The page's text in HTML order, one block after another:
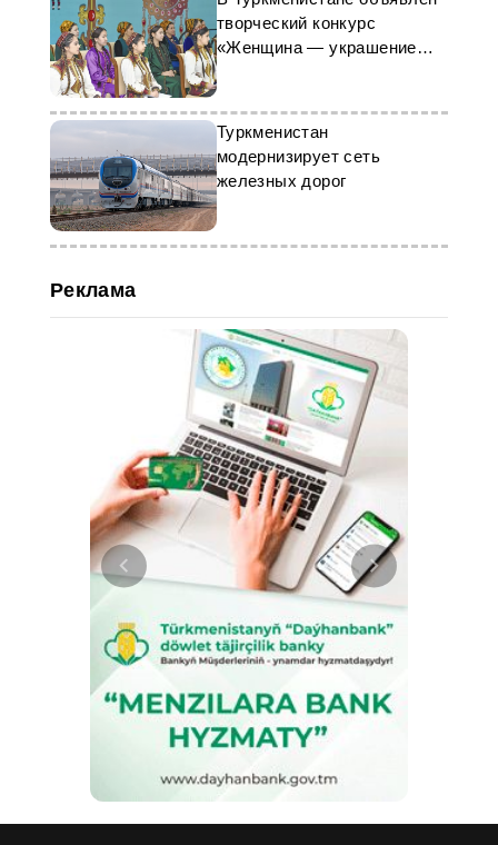
творческий конкурс
«Женщина — украшение
Земли»
Туркменистан
модернизирует сеть
железных дорог
Реклама